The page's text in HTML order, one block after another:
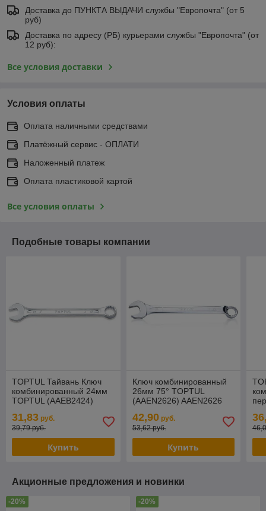
Доставка до ПУНКТА ВЫДАЧИ службы "Европочта" (от 5
руб)
Доставка по адресу (РБ) курьерами службы "Европочта" (от
12 руб):
Все условия доставки
Условия оплаты
Оплата наличными средствами
Платёжный сервис - ОПЛАТИ
Наложенный платеж
Оплата пластиковой картой
Все условия оплаты
Подобные товары компании
TOPTUL Тайвань Ключ
комбинированный 24мм
TOPTUL (AAEB2424)
31,83 руб.
39,79 руб.
Купить
Ключ комбинированный
26мм 75° TOPTUL
(AAEN2626) AAEN2626
42,90руб.
53,62 руб.
Купить
Акционные предложения и новинки
-20% -20%